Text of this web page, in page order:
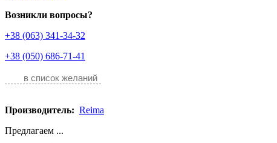
Возникли вопросы?
+38 (063) 341-34-32
+38 (050) 686-71-41
в список желаний
Производитель: Reima
Предлагаем ...